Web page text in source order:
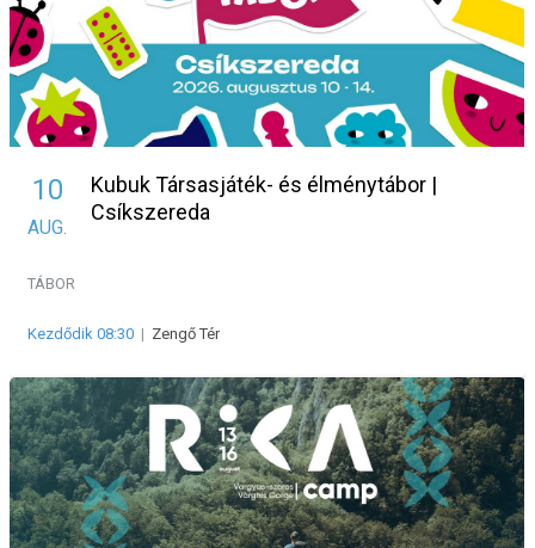
10
AUG.
Kubuk Társasjáték- és élménytábor |
Csíkszereda
TÁBOR
Kezdődik 08:30 | Zengő Tér